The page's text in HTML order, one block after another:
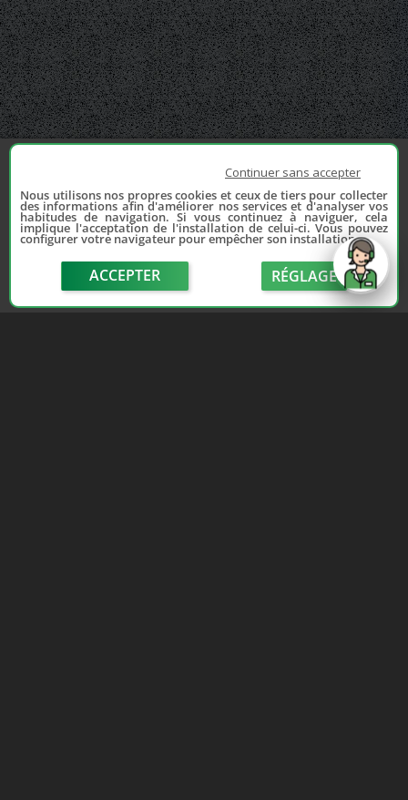
Continuer sans accepter
Nous utilisons nos propres cookies et ceux de tiers pour collecter
des informations afin d'améliorer nos services et d'analyser vos
habitudes de navigation. Si vous continuez à naviguer, cela
implique l'acceptation de l'installation de celui-ci. Vous pouvez
configurer votre navigateur pour empêcher son installation.
ACCEPTER RÉGLAGE